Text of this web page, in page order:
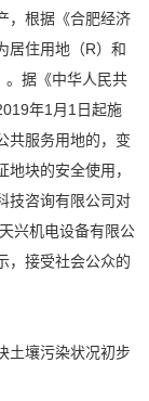
，根据《合肥经济
居住用地（R）和
。据《中华人民共
年1月1日起施
共服务用地的，变
块的安全使用，
技咨询有限公司对
兴机电设备有限公
，接受社会公众的
土壤污染状况初步